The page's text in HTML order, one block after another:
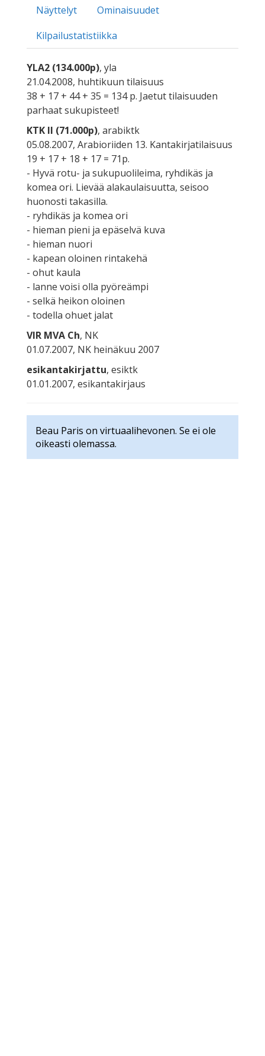
Näyttelyt
Ominaisuudet
Kilpailustatistiikka
YLA2 (134.000p), yla
21.04.2008, huhtikuun tilaisuus
38 + 17 + 44 + 35 = 134 p. Jaetut tilaisuuden
parhaat sukupisteet!
KTK II (71.000p), arabiktk
05.08.2007, Arabioriiden 13. Kantakirjatilaisuus
19 + 17 + 18 + 17 = 71p.
- Hyvä rotu- ja sukupuolileima, ryhdikäs ja
komea ori. Lievää alakaulaisuutta, seisoo
huonosti takasilla.
- ryhdikäs ja komea ori
- hieman pieni ja epäselvä kuva
- hieman nuori
- kapean oloinen rintakehä
- ohut kaula
- lanne voisi olla pyöreämpi
- selkä heikon oloinen
- todella ohuet jalat
VIR MVA Ch, NK
01.07.2007, NK heinäkuu 2007
esikantakirjattu, esiktk
01.01.2007, esikantakirjaus
Beau Paris on virtuaalihevonen. Se ei ole
oikeasti olemassa.